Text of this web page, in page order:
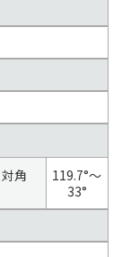
対角
119.7°～
33°